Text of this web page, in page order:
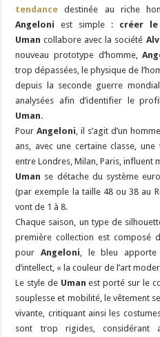
tendance destinée au riche
Angeloni est simple : créer
Uman collabore avec la société
nouveau prototype d’homme,
trop dépassées, le physique de
depuis la seconde guerre
analysées afin d’identifier le
Uman.
PourAngeloni , il s’agit d’un
ans, avec une certaine classe,
entre Londres, Milan, Paris, influent
Uman se détache du système
(par exemple la taille 48 ou 38 au
vont de 1 à 8.
Chaque saison, un type de
première collection est composé
pour Angeloni , le bleu
d’intellect, « la couleur de l’art
Le style de Uman est porté sur le
souplesse et mobilité, le vêtement
vivante, critiquant ainsi les
sont trop rigides, considérant